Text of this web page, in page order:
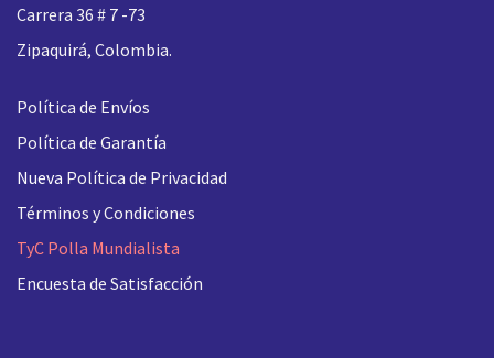
Carrera 36 # 7 -73
Zipaquirá, Colombia.
Política de Envíos
Política de Garantía
Nueva Política de Privacidad
Términos y Condiciones
TyC Polla Mundialista
Encuesta de Satisfacción